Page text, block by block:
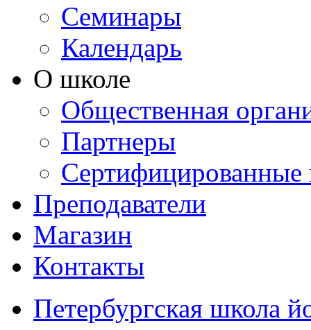
Семинары
Календарь
О школе
Общественная
Партнеры
Сертифицированные
Преподаватели
Магазин
Контакты
Петербургская школа